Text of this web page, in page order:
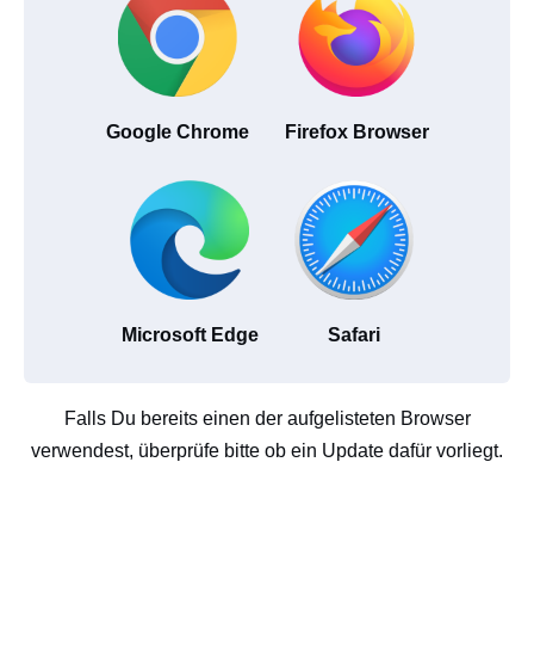
Google Chrome Firefox Browser
Microsoft Edge Safari
Falls Du bereits einen der aufgelisteten Browser
verwendest, überprüfe bitte ob ein Update dafür vorliegt.